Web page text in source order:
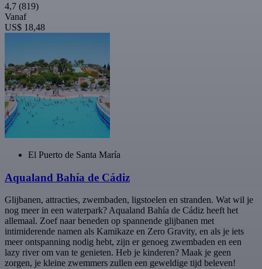
4,7 (819)
Vanaf
US$ 18,48
El Puerto de Santa María
Aqualand Bahía de Cádiz
Glijbanen, attracties, zwembaden, ligstoelen en stranden. Wat wil je
nog meer in een waterpark? Aqualand Bahía de Cádiz heeft het
allemaal. Zoef naar beneden op spannende glijbanen met
intimiderende namen als Kamikaze en Zero Gravity, en als je iets
meer ontspanning nodig hebt, zijn er genoeg zwembaden en een
lazy river om van te genieten. Heb je kinderen? Maak je geen
zorgen, je kleine zwemmers zullen een geweldige tijd beleven!